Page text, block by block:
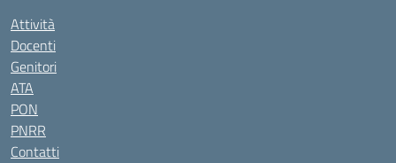
Attività
Docenti
Genitori
ATA
PON
PNRR
Contatti